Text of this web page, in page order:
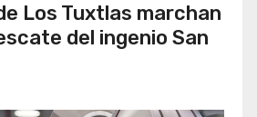
Los Tuxtlas marchan
del ingenio San